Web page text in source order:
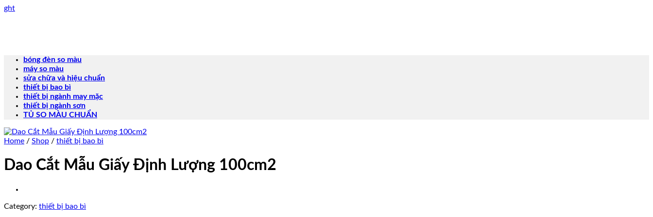
Skip
ght
bóng đèn so màu
máy so màu
sửa chữa và hiệu chuẩn
thiết bị bao bì
thiết bị ngành may mặc
thiết bị ngành sơn
TỦ SO MÀU CHUẨN
Home / Shop / thiết bị bao bì
Dao Cắt Mẫu Giấy Định Lượng 100cm2
Category: thiết bị bao bì